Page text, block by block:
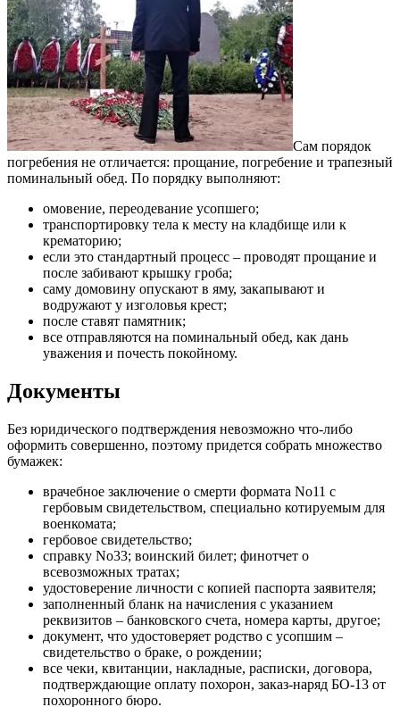
Сам порядок
погребения не отличается: прощание, погребение и трапезный
поминальный обед. По порядку выполняют:
омовение, переодевание усопшего;
транспортировку тела к месту на кладбище или к
крематорию;
если это стандартный процесс – проводят прощание и
после забивают крышку гроба;
саму домовину опускают в яму, закапывают и
водружают у изголовья крест;
после ставят памятник;
все отправляются на поминальный обед, как дань
уважения и почесть покойному.
Документы
Без юридического подтверждения невозможно что-либо
оформить совершенно, поэтому придется собрать множество
бумажек:
врачебное заключение о смерти формата No11 с
гербовым свидетельством, специально котируемым для
военкомата;
гербовое свидетельство;
справку No33; воинский билет; финотчет о
всевозможных тратах;
удостоверение личности с копией паспорта заявителя;
заполненный бланк на начисления с указанием
реквизитов – банковского счета, номера карты, другое;
документ, что удостоверяет родство с усопшим –
свидетельство о браке, о рождении;
все чеки, квитанции, накладные, расписки, договора,
подтверждающие оплату похорон, заказ-наряд БО-13 от
похоронного бюро.